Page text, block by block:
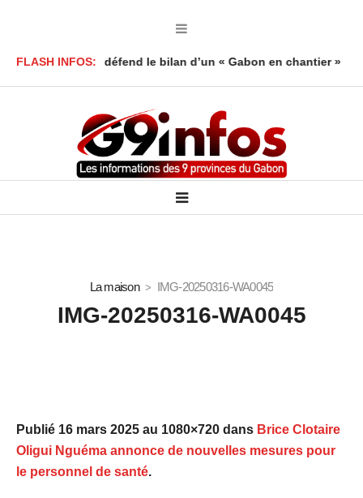
FLASH INFOS:
Foumboula défend le bilan d’un « Gabon en chantier » Mort
La maison IMG-20250316-WA0045
IMG-20250316-WA0045
Publié 16 mars 2025 au 1080×720 dans Brice Clotaire
Oligui Nguéma annonce de nouvelles mesures pour
le personnel de santé.